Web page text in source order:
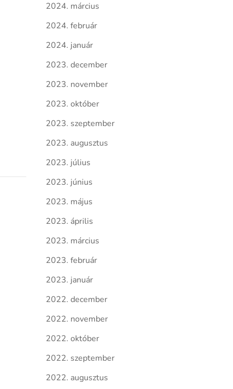
2024. március
2024. február
2024. január
2023. december
2023. november
2023. október
2023. szeptember
2023. augusztus
2023. július
2023. június
2023. május
2023. április
2023. március
2023. február
2023. január
2022. december
2022. november
2022. október
2022. szeptember
2022. augusztus